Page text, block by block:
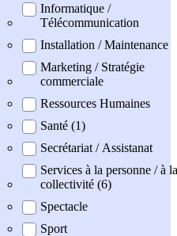
Informatique /
Télécommunication
Installation / Maintenance
Marketing / Stratégie
commerciale
Ressources Humaines
Santé (1)
Secrétariat / Assistanat
Services à la personne / à la
collectivité (6)
Spectacle
Sport